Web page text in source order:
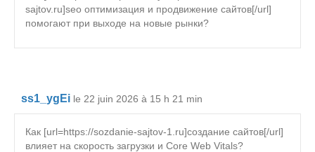
sajtov.ru]seo оптимизация и продвижение сайтов[/url]
помогают при выходе на новые рынки?
ss1_ygEi le 22 juin 2026 à 15 h 21 min
Как [url=https://sozdanie-sajtov-1.ru]создание сайтов[/url]
влияет на скорость загрузки и Core Web Vitals?